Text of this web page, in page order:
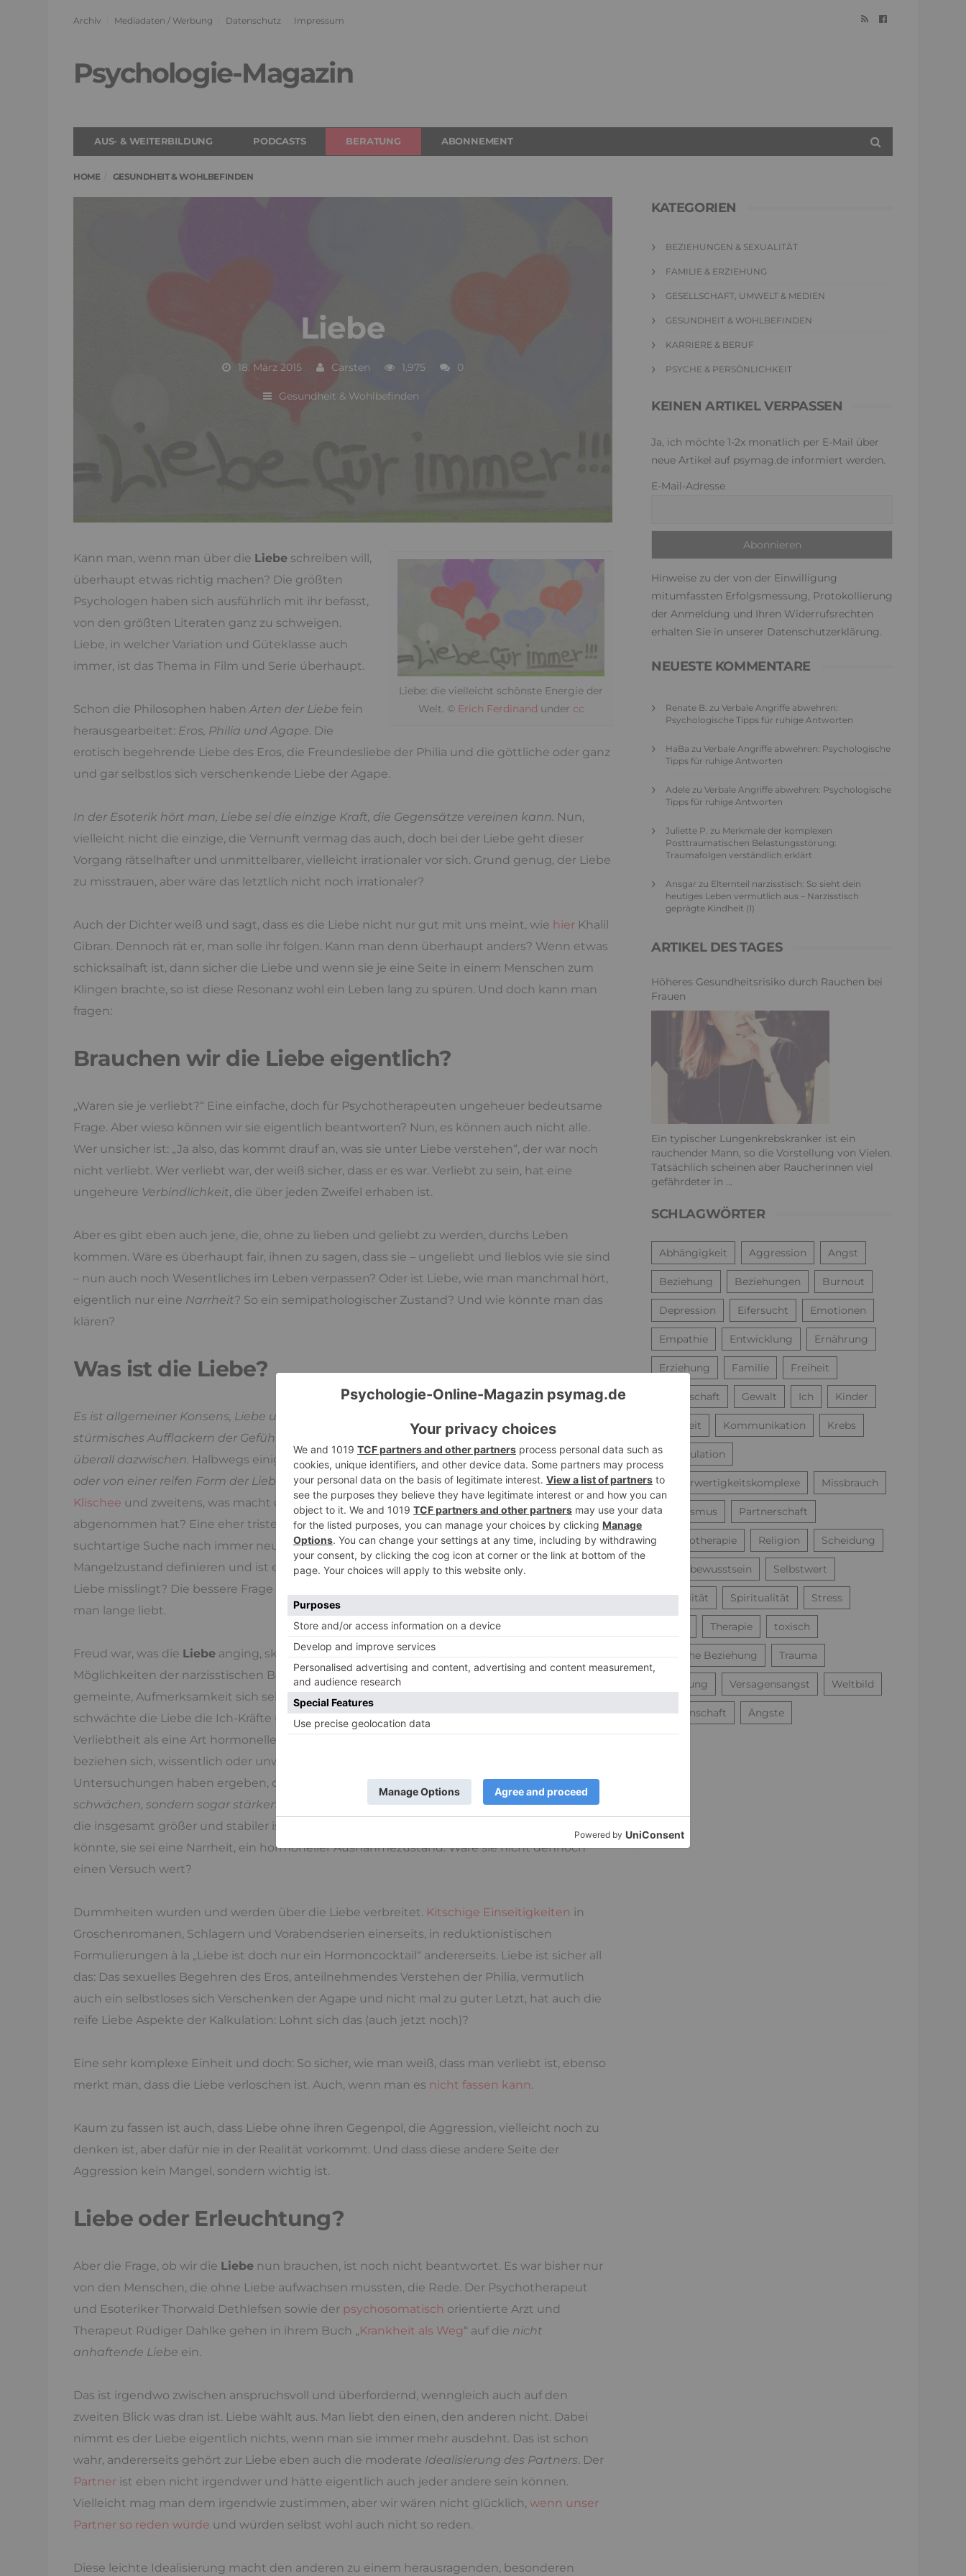
Archiv Mediadaten / Werbung Datenschutz Impressum
Psychologie-Magazin
AUS- & WEITERBILDUNG PODCASTS BERATUNG ABONNEMENT
HOME GESUNDHEIT & WOHLBEFINDEN
Liebe
18. März 2015 Carsten 1,975 0
Gesundheit & Wohlbefinden
Liebe: die vielleicht schönste Energie der
Welt. © Erich Ferdinand under cc
Kann man, wenn man über die Liebe schreiben will,
überhaupt etwas richtig machen? Die größten
Psychologen haben sich ausführlich mit ihr befasst,
von den größten Literaten ganz zu schweigen.
Liebe, in welcher Variation und Güteklasse auch
immer, ist das Thema in Film und Serie überhaupt.
Schon die Philosophen habenArten der Liebe fein
herausgearbeitet: Eros, Philia und Agape. Die
erotisch begehrende Liebe des Eros, die Freundesliebe der Philia und die göttliche oder ganz
und gar selbstlos sich verschenkende Liebe der Agape.
In der Esoterik hört man, Liebe sei die einzige Kraft, die Gegensätze vereinen kann. Nun,
vielleicht nicht die einzige, die Vernunft vermag das auch, doch bei der Liebe geht dieser
Vorgang rätselhafter und unmittelbarer, vielleicht irrationaler vor sich. Grund genug, der Liebe
zu misstrauen, aber wäre das letztlich nicht noch irrationaler?
Auch der Dichter weiß und sagt, dass es die Liebe nicht nur gut mit uns meint, wie hier Khalil
Gibran. Dennoch rät er, man solle ihr folgen. Kann man denn überhaupt anders? Wenn etwas
schicksalhaft ist, dann sicher die Liebe und wenn sie je eine Seite in einem Menschen zum
Klingen brachte, so ist diese Resonanz wohl ein Leben lang zu spüren. Und doch kann man
fragen:
Brauchen wir die Liebe eigentlich?
„Waren sie je verliebt?“ Eine einfache, doch für Psychotherapeuten ungeheuer bedeutsame
Frage. Aber wieso können wir sie eigentlich beantworten? Nun, es können auch nicht alle.
Wer unsicher ist: „Ja also, das kommt drauf an, was sie unter Liebe verstehen“, der war noch
nicht verliebt. Wer verliebt war, der weiß sicher, dass er es war. Verliebt zu sein, hat eine
ungeheure Verbindlichkeit, die über jeden Zweifel erhaben ist.
Aber es gibt eben auch jene, die, ohne zu lieben und geliebt zu werden, durchs Leben
kommen. Wäre es überhaupt fair, ihnen zu sagen, dass sie – ungeliebt und lieblos wie sie sind
– nun auch noch Wesentliches im Leben verpassen? Oder ist Liebe, wie man manchmal hört,
eigentlich nur eine Narrheit? So ein semipathologischer Zustand? Und wie könnte man das
klären?
Was ist die Liebe?
Es ist allgemeiner Konsens, Liebe und Verliebtheit zu unterscheiden. Verliebtheit ist oft ein
stürmisches Aufflackern der Gefühle, doch kann sie auch als stilles Sehnen erscheinen oder
überall dazwischen. Halbwegs einig ist man sich, dass dieVerliebtheit irgendwann vergeht
oder von einer reifen Form der Liebe abgelöst wird. Aber erstens wandeln wir hier nahe am
Klischee und zweitens, was macht denn diese Liebe aus? Nur, dass die Verliebtheit irgendwie
abgenommen hat? Eine eher triste Definition. Deshalb vielleicht auch bei manchen die fast
suchtartige Suche nach immer neuer Verliebtheit. Dabei muss man Liebe gar nicht als
Mangelzustand definieren und ist es nicht auch ein Nachteil, wenn die Transformation in reife
Liebe misslingt? Die bessere Frage wäre die nach dem, was man nur erleben kann, wenn
man lange liebt.
Freud war, was die Liebe anging, skeptisch. DemIchsprach er eine bestimmte Menge an
Möglichkeiten der narzisstischen Besetzung zu. Entweder konnte man diese, positiv
gemeinte, Aufmerksamkeit sich selbst zuwenden oder dem geliebten Anderen. Demzufolge
schwächte die Liebe die Ich-Kräfte und Mythen die kursieren, die Liebe oder wenigstens
Verliebtheit als eine Art hormonellen und pathologischen Ausnahmezustand ansehen,
beziehen sich, wissentlich oder unwissentlich, auf diese Idee. Doch Freud irrte sich.
Untersuchungen haben ergeben, dass
Verliebtheit und Liebe das Ich keineswegs
schwächen, sondern sogar stärken
. Indem die liebenden Iche zu einer Einheit verschmelzen,
die insgesamt größer und stabiler ist. Doch selbst wenn man über die Liebe nur sagen
könnte, sie sei eine Narrheit, ein hormoneller Ausnahmezustand: Wäre sie nicht dennoch
einen Versuch wert?
Dummheiten wurden und werden über die Liebe verbreitet. Kitschige Einseitigkeiten in
Groschenromanen, Schlagern und Vorabendserien einerseits, in reduktionistischen
Formulierungen à la „Liebe ist doch nur ein Hormoncocktail“ andererseits. Liebe ist sicher all
das: Das sexuelles Begehren des Eros, anteilnehmendes Verstehen der Philia, vermutlich
auch ein selbstloses sich Verschenken der Agape und nicht mal zu guter Letzt, hat auch die
reife Liebe Aspekte der Kalkulation: Lohnt sich das (auch jetzt noch)?
Eine sehr komplexe Einheit und doch: So sicher, wie man weiß, dass man verliebt ist, ebenso
merkt man, dass die Liebe verloschen ist. Auch, wenn man es nicht fassen kann.
Kaum zu fassen ist auch, dass Liebe ohne ihren Gegenpol, die Aggression, vielleicht noch zu
denken ist, aber dafür nie in der Realität vorkommt. Und dass diese andere Seite der
Aggression kein Mangel, sondern wichtig ist.
Liebe oder Erleuchtung?
Aber die Frage, ob wir die Liebe nun brauchen, ist noch nicht beantwortet. Es war bisher nur
von den Menschen, die ohne Liebe aufwachsen mussten, die Rede. Der Psychotherapeut
und Esoteriker Thorwald Dethlefsen sowie der psychosomatisch orientierte Arzt und
Therapeut Rüdiger Dahlke gehen in ihrem Buch „Krankheit als Weg“ auf die nicht
anhaftende Liebe ein.
Das ist irgendwo zwischen anspruchsvoll und überfordernd, wenngleich auch auf den
zweiten Blick was dran ist. Liebe wählt aus. Man liebt den einen, den anderen nicht. Dabei
nimmt es der Liebe eigentlich nichts, wenn man sie immer mehr ausdehnt. Das ist schon
wahr, andererseits gehört zur Liebe eben auch die moderate Idealisierung des Partners. Der
Partner ist eben nicht irgendwer und hätte eigentlich auch jeder andere sein können.
Vielleicht mag man dem irgendwie zustimmen, aber wir wären nicht glücklich, wenn unser
Partner so reden würde und würden selbst wohl auch nicht so reden.
Diese leichte Idealisierung macht den anderen zu einem herausragenden, besonderen
KATEGORIEN
BEZIEHUNGEN & SEXUALITÄT
FAMILIE & ERZIEHUNG
GESELLSCHAFT, UMWELT & MEDIEN
GESUNDHEIT & WOHLBEFINDEN
KARRIERE & BERUF
PSYCHE & PERSÖNLICHKEIT
KEINEN ARTIKEL VERPASSEN
Ja, ich möchte 1-2x monatlich per E-Mail über
neue Artikel auf psymag.de informiert werden.
E-Mail-Adresse
Hinweise zu der von der Einwilligung
mitumfassten Erfolgsmessung, Protokollierung
der Anmeldung und Ihren Widerrufsrechten
erhalten Sie in unserer Datenschutzerklärung.
NEUESTE KOMMENTARE
Renate B. zu Verbale Angriffe abwehren:
Psychologische Tipps für ruhige Antworten
HaBa zu Verbale Angriffe abwehren: Psychologische
Tipps für ruhige Antworten
Adele zu Verbale Angriffe abwehren: Psychologische
Tipps für ruhige Antworten
Juliette P. zu Merkmale der komplexen
Posttraumatischen Belastungsstörung:
Traumafolgen verständlich erklärt
Ansgar zu Elternteil narzisstisch: So sieht dein
heutiges Leben vermutlich aus – Narzisstisch
geprägte Kindheit (1)
ARTIKEL DES TAGES
Höheres Gesundheitsrisiko durch Rauchen bei
Frauen
Ein typischer Lungenkrebskranker ist ein
rauchender Mann, so die Vorstellung von Vielen.
Tatsächlich scheinen aber Raucherinnen viel
gefährdeter in ...
SCHLAGWÖRTER
Abhängigkeit Aggression Angst
Beziehung Beziehungen Burnout
Depression Eifersucht Emotionen
Empathie Entwicklung Ernährung
Erziehung Familie Freiheit
Gesellschaft Gewalt Ich Kinder
Kindheit Kommunikation Krebs
Manipulation
Minderwertigkeitskomplexe Missbrauch
Narzissmus Partnerschaft
Psychotherapie Religion Scheidung
Selbstbewusstsein Selbstwert
Sexualität Spiritualität Stress
Therapie toxisch
toxische Beziehung Trauma
Trennung Versagensangst Weltbild
Wissenschaft Ängste